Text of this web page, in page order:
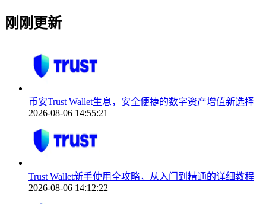
刚刚更新
币安Trust Wallet生息，安全便捷的数字资产增值新选择
2026-08-06 14:55:21
Trust Wallet新手使用全攻略，从入门到精通的详细教程
2026-08-06 14:12:22